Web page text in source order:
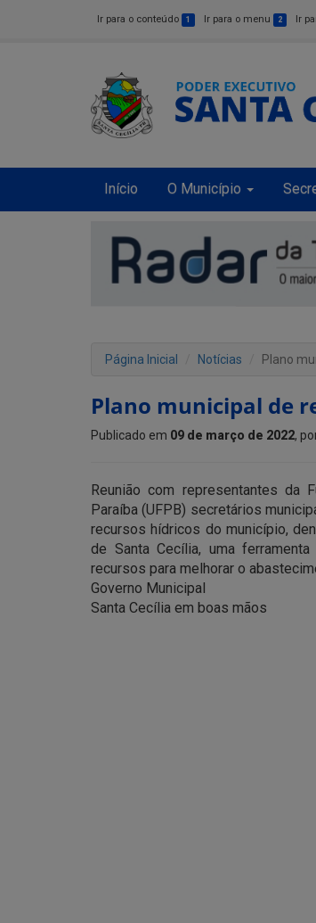
Ir para o conteúdo 1 Ir para o menu 2 Ir
Início O Município
Página Inicial Notícias Plano
Plano municipal de
Publicado em 09 de março de 2022,
Reunião com representantes da
Paraíba (UFPB) secretários
recursos hídricos do município,
de Santa Cecília, uma
recursos para melhorar o
Governo Municipal
Santa Cecília em boas mãos